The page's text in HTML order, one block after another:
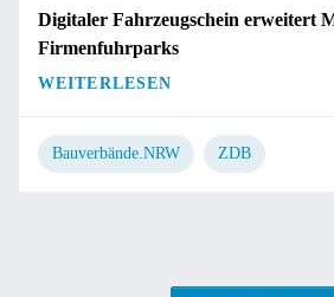
Digitaler Fahrzeugschein erweitert
Firmenfuhrparks
WEITERLESEN
Bauverbände.NRW ZDB